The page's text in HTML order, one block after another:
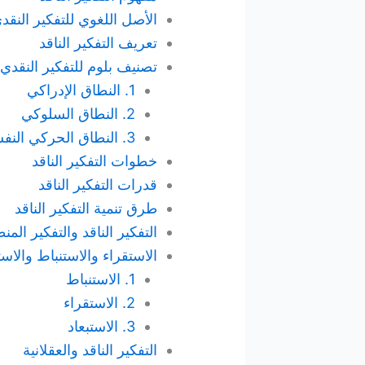
الأصل اللغوي للتفكير
تعريف التفكير الناقد
تصنيف بلوم للتفكير النقدي
1. النطاق الإدراكي
2. النطاق السلوكي
3. النطاق الحركي النفسي
خطوات التفكير الناقد
قدرات التفكير الناقد
طرق تنمية التفكير الناقد
التفكير الناقد والتفكير
الاستقراء والاستنباط
1. الاستنباط
2. الاستقراء
3. الاستبعاد
التفكير الناقد والعقلانية